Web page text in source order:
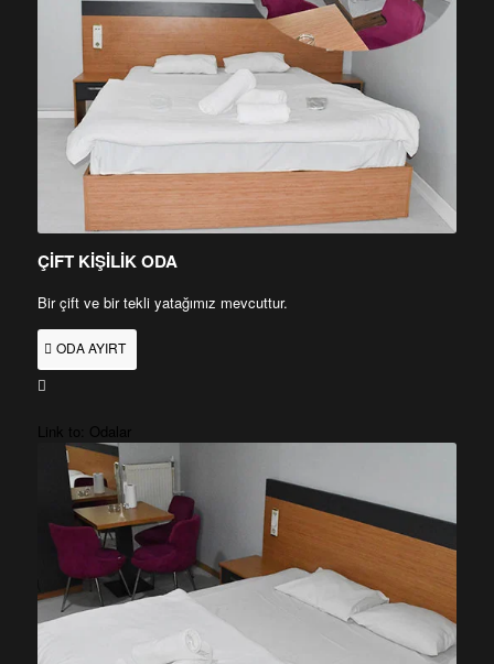
ÇİFT KİŞİLİK ODA
Bir çift ve bir tekli yatağımız mevcuttur.
ODA AYIRT
Link to: Odalar